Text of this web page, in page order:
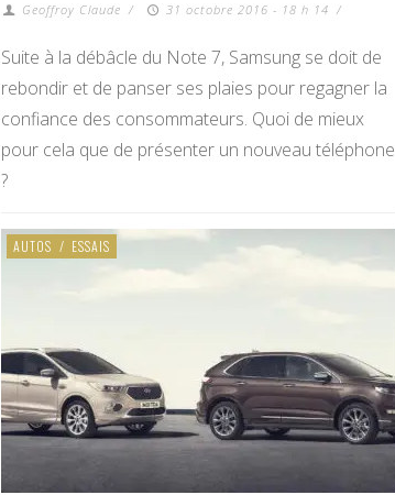
Geoffroy Claude / 31 octobre 2016 - 18 h 14 /
Suite à la débâcle du Note 7, Samsung se doit de
rebondir et de panser ses plaies pour regagner la
confiance des consommateurs. Quoi de mieux
pour cela que de présenter un nouveau téléphone
?
AUTOS / ESSAIS